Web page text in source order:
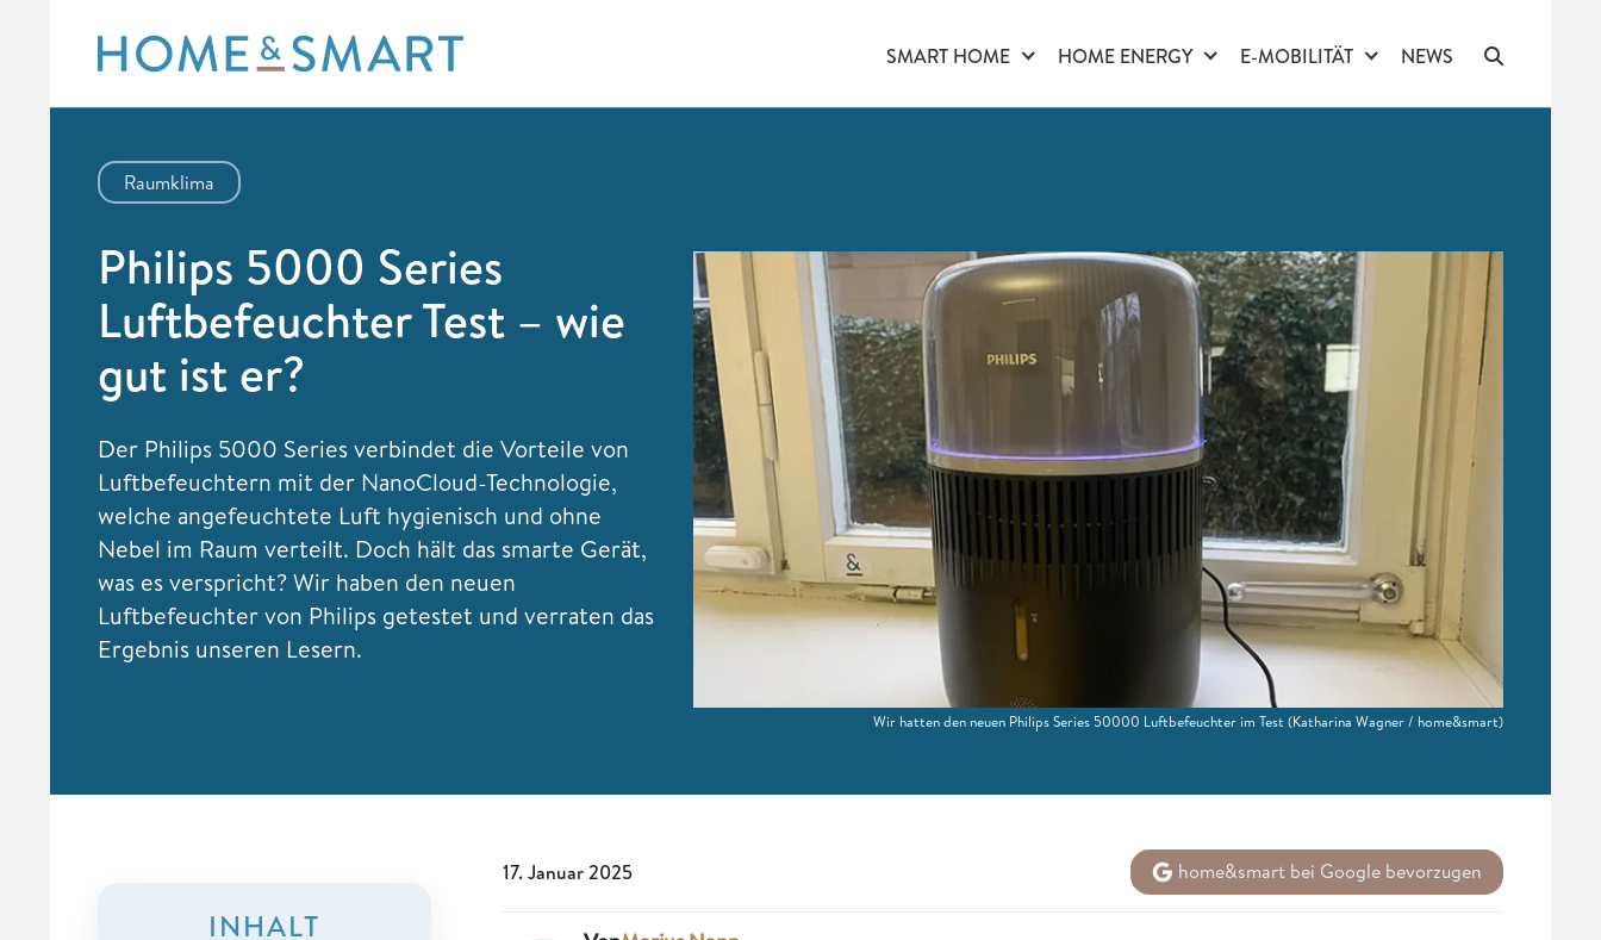
content
SMART HOME HOME ENERGY E-MOBILITÄT NEWS
Raumklima
Philips 5000 Series
Luftbefeuchter Test – wie
gut ist er?
Der Philips 5000 Series verbindet die Vorteile von
Luftbefeuchtern mit der NanoCloud-Technologie,
welche angefeuchtete Luft hygienisch und ohne
Nebel im Raum verteilt. Doch hält das smarte Gerät,
was es verspricht? Wir haben den neuen
Luftbefeuchter von Philips getestet und verraten das
Ergebnis unseren Lesern.
Wir hatten den neuen Philips Series 50000 Luftbefeuchter im Test (Katharina Wagner / home&smart)
INHALT
17. Januar 2025 home&smart bei Google bevorzugen